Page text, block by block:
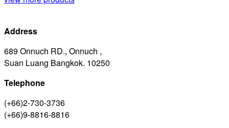
Address
689 Onnuch RD., Onnuch ,
Suan Luang Bangkok. 10250
Telephone
(+66)2-730-3736
(+66)9-8816-8816